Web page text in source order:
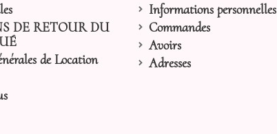
DE RETOUR DU
de Location
Informations personnelles
Commandes
Avoirs
Adresses